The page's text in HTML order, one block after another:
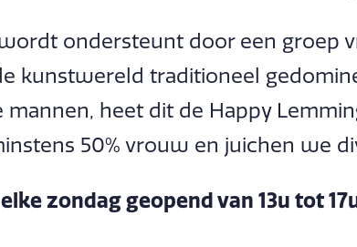
ondersteunt door een groep
kunstwereld traditioneel
heet dit de Happy
50% vrouw en juichen we
zondag geopend van 13u tot